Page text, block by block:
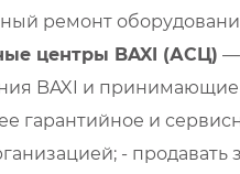
ремонт
центры BAXI (АСЦ) —
BAXI и
гарантийное и
-